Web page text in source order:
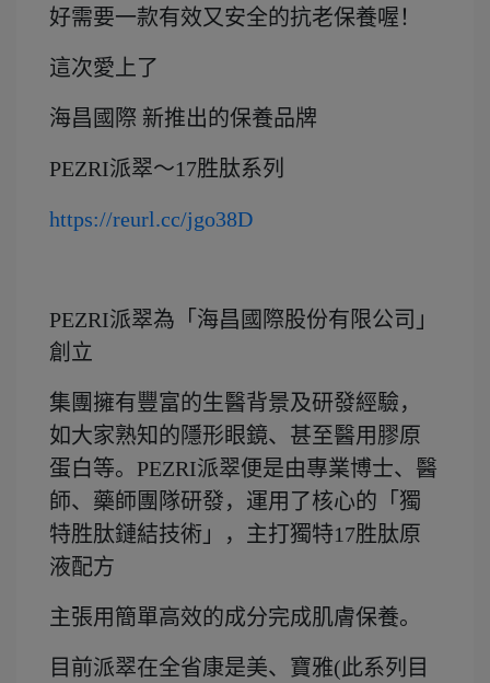
好需要一款有效又安全的抗老保養喔！
這次愛上了
海昌國際 新推出的保養品牌
PEZRI派翠～17胜肽系列
https://reurl.cc/jgo38D
PEZRI派翠為「海昌國際股份有限公司」
創立
集團擁有豐富的生醫背景及研發經驗，
如大家熟知的隱形眼鏡、甚至醫用膠原
蛋白等。PEZRI派翠便是由專業博士、醫
師、藥師團隊研發，運用了核心的「獨
特胜肽鏈結技術」，主打獨特17胜肽原
液配方
主張用簡單高效的成分完成肌膚保養。
目前派翠在全省康是美、寶雅(此系列目